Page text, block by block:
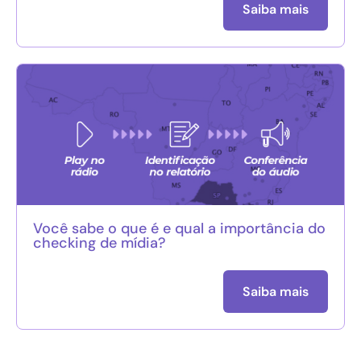
Saiba mais
Você sabe o que é e qual a importância do
checking de mídia?
Saiba mais